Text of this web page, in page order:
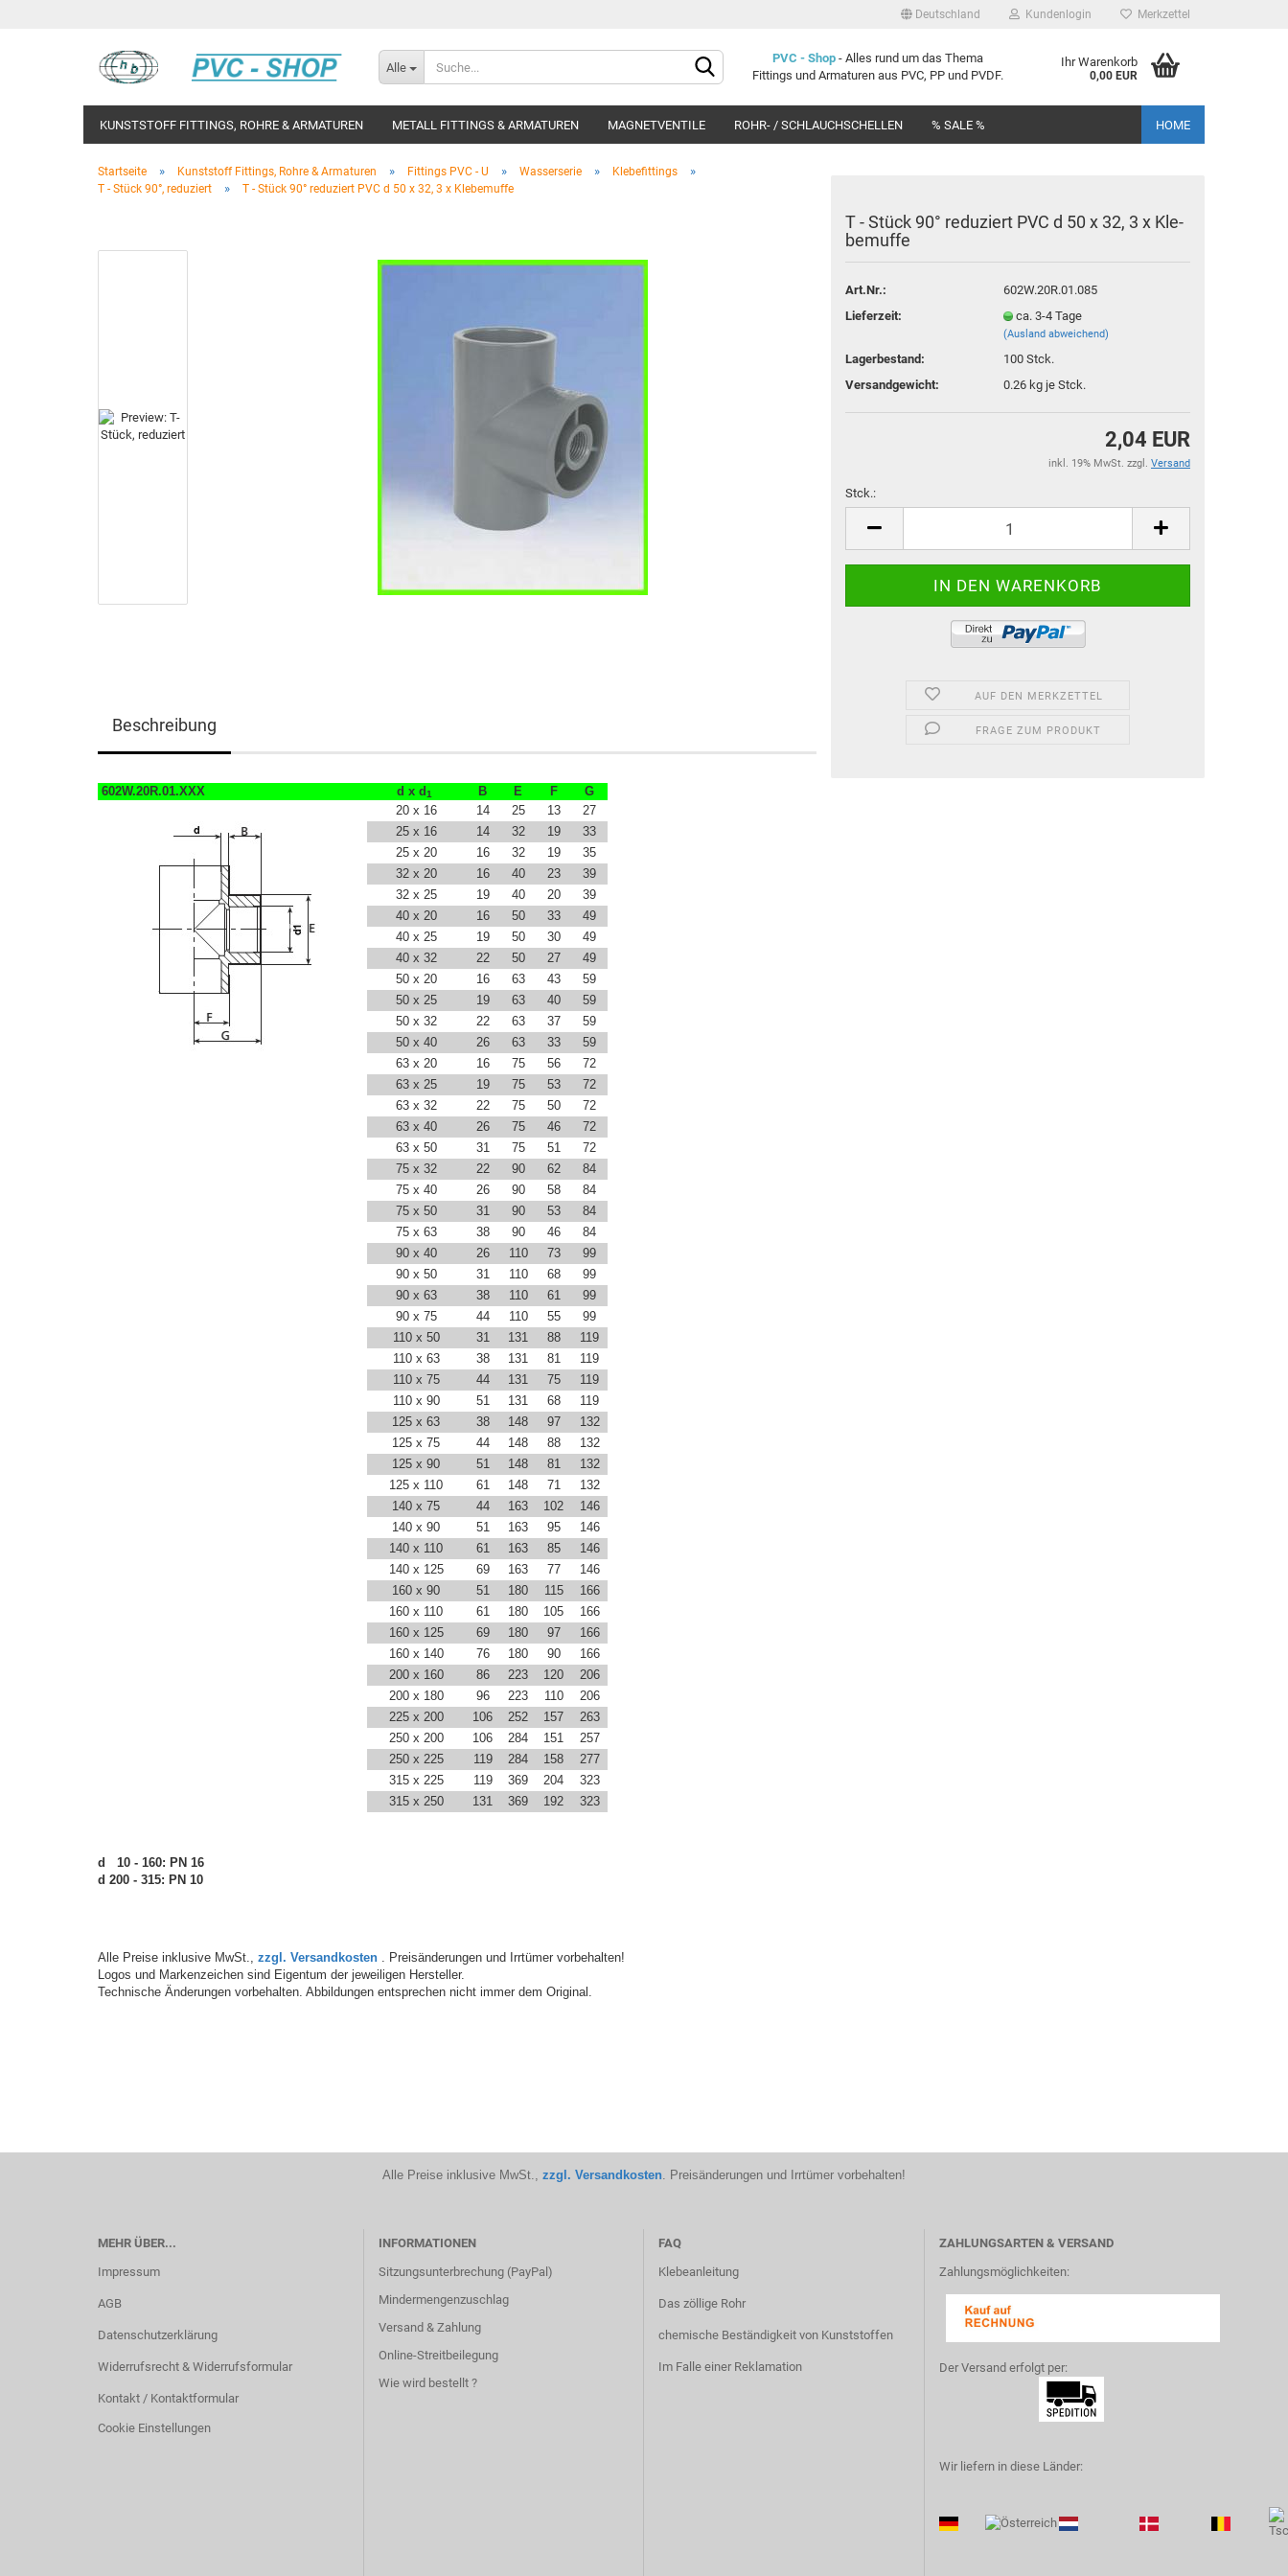
Deutschland
Lieferland
Kundenlogin Merkzettel
Alle
PVC - Shop- Alles rund um das Thema
Fittings und Armaturen aus PVC, PP und PVDF.
Ihr Warenkorb
0,00 EUR
KUNSTSTOFF FITTINGS, ROHRE & ARMATUREN METALL FITTINGS & ARMATUREN MAGNETVENTILE ROHR- / SCHLAUCHSCHELLEN % SALE % HOME
Startseite » Kunststoff Fittings, Rohre & Armaturen » Fittings PVC - U » Wasserserie » Klebefittings »
T - Stück 90°, reduziert » T - Stück 90° reduziert PVC d 50 x 32, 3 x Klebemuffe
T - Stück 90° re­du­ziert PVC d 50 x 32, 3 x Kle­
be­muf­fe
Art.Nr.:
602W.20R.01.085
Lieferzeit:
ca. 3-4 Tage
(Ausland abweichend)
Lagerbestand: 100 Stck.
Versandgewicht:
0.26 kg je Stck.
2,04 EUR
inkl. 19% MwSt. zzgl. Versand
Stck.:
Stck.
AUF DEN MERKZETTEL
FRAGE ZUM PRODUKT
Beschreibung
602W.20R.01.XXX d x d1 B E F
G
20 x 16
14 25 13
27
25 x 16
14 32 19
33
25 x 20
16 32 19
35
32 x 20
16 40 23
39
32 x 25
19 40 20
39
40 x 20
16 50 33
49
40 x 25
19 50 30
49
40 x 32
22 50 27
49
50 x 20
16 63 43
59
50 x 25
19 63 40
59
50 x 32
22 63 37
59
50 x 40
26 63 33
59
63 x 20
16 75 56
72
63 x 25
19 75 53
72
63 x 32
22 75 50
72
63 x 40
26 75 46
72
63 x 50
31 75 51
72
75 x 32
22 90 62
84
75 x 40
26 90 58
84
75 x 50
31 90 53
84
75 x 63
38 90 46
84
90 x 40
26 110 73
99
90 x 50
31 110 68
99
90 x 63
38 110 61
99
90 x 75
44 110 55
99
110 x 50
31 131 88
119
110 x 63
38 131 81
119
110 x 75
44 131 75
119
110 x 90
51 131 68
119
125 x 63
38 148 97
132
125 x 75
44 148 88
132
125 x 90
51 148 81
132
125 x 110
61 148 71
132
140 x 75
44 163 102
146
140 x 90
51 163 95
146
140 x 110
61 163 85
146
140 x 125
69 163 77
146
160 x 90
51 180 115
166
160 x 110
61 180 105
166
160 x 125
69 180 97
166
160 x 140
76 180 90
166
200 x 160
86 223 120
206
200 x 180
96 223 110
206
225 x 200
106 252 157
263
250 x 200
106 284 151
257
250 x 225
119 284 158
277
315 x 225
119 369 204
323
315 x 250
131 369 192 323
d 10 - 160: PN 16
d 200 - 315: PN 10
Alle Preise inklusive MwSt., zzgl. Versandkosten . Preisänderungen und Irrtümer vorbehalten!
Logos und Markenzeichen sind Eigentum der jeweiligen Hersteller.
Technische Änderungen vorbehalten. Abbildungen entsprechen nicht immer dem Original.
Alle Preise inklusive MwSt., zzgl. Versandkosten. Preisänderungen und Irrtümer vorbehalten!
MEHR ÜBER...
Impressum
AGB
Datenschutzerklärung
Widerrufsrecht & Widerrufsformular
Kontakt / Kontaktformular
Cookie Einstellungen
INFORMATIONEN
Sitzungsunterbrechung (PayPal)
Mindermengenzuschlag
Versand & Zahlung
Online-Streitbeilegung
Wie wird bestellt ?
FAQ
Klebeanleitung
Das zöllige Rohr
chemische Beständigkeit von Kunststoffen
Im Falle einer Reklamation
ZAHLUNGSARTEN & VERSAND
Zahlungsmöglichkeiten:
Der Versand erfolgt per:
Wir liefern in diese Länder: